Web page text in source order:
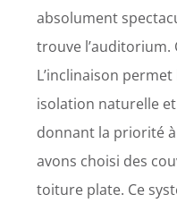
absolument
trouve
L’inclinaison
isolation naturelle
donnant la priorité
avons choisi des
toiture plate. Ce